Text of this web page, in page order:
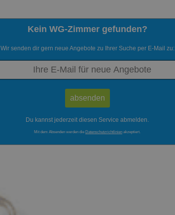
Kein WG-Zimmer gefunden?
Wir senden dir gern neue Angebote zu Ihrer Suche per E-Mail zu:
Du kannst jederzeit diesen Service abmelden.
Mit dem Absenden werden die Datenschutzrichtlinien akzeptiert.